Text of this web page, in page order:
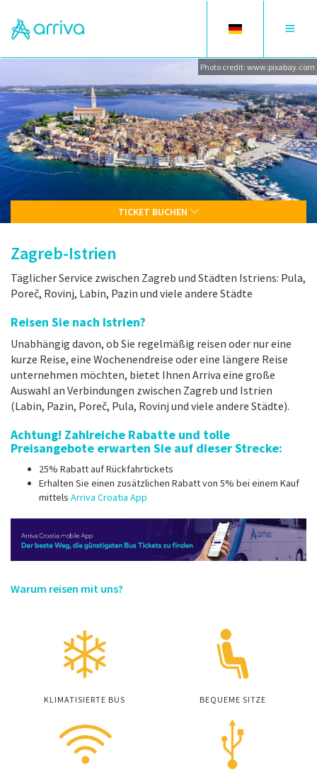
Toggle
Toggle
Photo credit: www.pixabay.com
TICKET BUCHEN
Zagreb-Istrien
Täglicher Service zwischen Zagreb und Städten Istriens: Pula,
Poreč, Rovinj, Labin, Pazin und viele andere Städte
Reisen Sie nach Istrien?
Unabhängig davon, ob Sie regelmäßig reisen oder nur eine
kurze Reise, eine Wochenendreise oder eine längere Reise
unternehmen möchten, bietet Ihnen Arriva eine große
Auswahl an Verbindungen zwischen Zagreb und Istrien
(Labin, Pazin, Poreč, Pula, Rovinj und viele andere Städte).
Achtung! Zahlreiche Rabatte und tolle
Preisangebote erwarten Sie auf dieser Strecke:
25% Rabatt auf Rückfahrtickets
Erhalten Sie einen zusätzlichen Rabatt von 5% bei einem Kauf
mittels Arriva Croatia App
Warum reisen mit uns?
KLIMATISIERTE BUS BEQUEME SITZE